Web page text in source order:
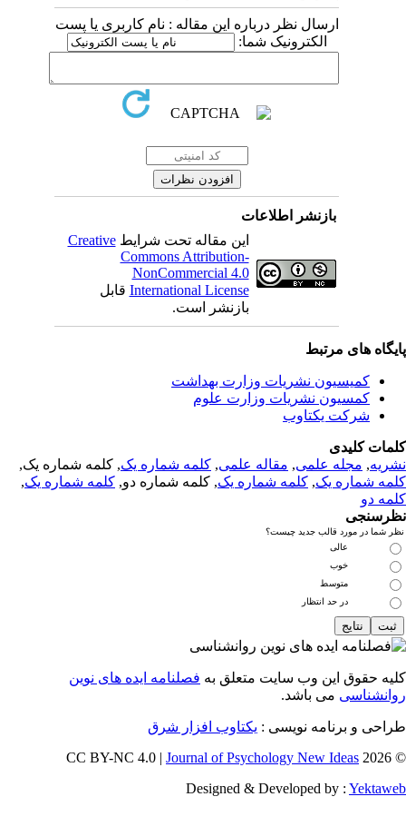
ارسال نظر درباره این مقاله : نام کاربری یا پست
الکترونیک شما:
بازنشر اطلاعات
این مقاله تحت شرایطCreative
Commons Attribution-
NonCommercial 4.0
International Licenseقابل
بازنشر است.
های مرتبط
کمیسیون نشریات وزارت بهداشت
کمسیون نشریات وزارت علوم
شرکت یکتاوب
کلیدی
,مجله علمی, مقاله علمی, کلمه شماره یک, کلمه شماره یک,
شماره یک,کلمه شماره یک, کلمه شماره دو,کلمه شماره یک,
دو
شما در مورد قالب جدید چیست؟
عالی
خوب
متوسط
در حد انتظار
حقوق این وب سایت متعلق بهفصلنامه ایده های نوین
می باشد.
و برنامه نویسی : یکتاوب افزار شرق
©
Journal of Psychology New Ideas
Designed & Developed by :